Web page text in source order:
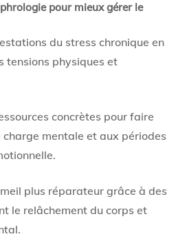
pour mieux gérer le
du stress chronique en
tensions physiques et
concrètes pour faire
charge mentale et aux périodes
plus réparateur grâce à des
le relâchement du corps et